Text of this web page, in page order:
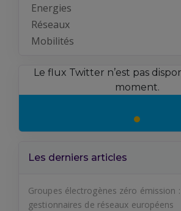
Energies
Réseaux
Mobilités
Le flux Twitter n’est pas
moment.
Les derniers articles
Groupes électrogènes zéro émission :
gestionnaires de réseaux européens